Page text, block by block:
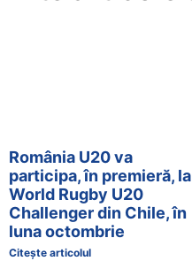
România U20 va
participa, în premieră, la
World Rugby U20
Challenger din Chile, în
luna octombrie
Citește articolul